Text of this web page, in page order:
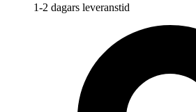
1-2 dagars leveranstid